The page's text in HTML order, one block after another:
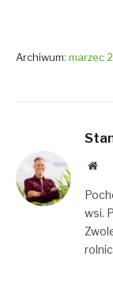
Archiwum: marzec
wsi.